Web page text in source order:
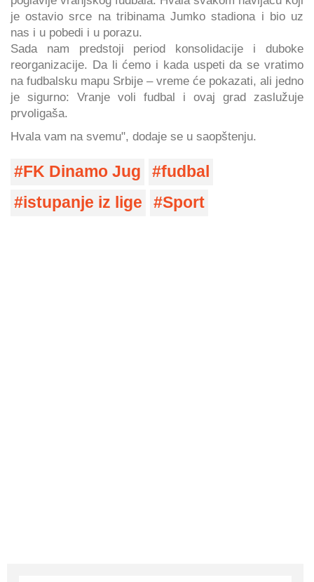
je ostavio srce na tribinama Jumko stadiona i bio uz
nas i u pobedi i u porazu.
Sada nam predstoji period konsolidacije i duboke
reorganizacije. Da li ćemo i kada uspeti da se vratimo
na fudbalsku mapu Srbije – vreme će pokazati, ali jedno
je sigurno: Vranje voli fudbal i ovaj grad zaslužuje
prvoligaša.
Hvala vam na svemu", dodaje se u saopštenju.
FK Dinamo Jug
fudbal
istupanje iz lige
Sport